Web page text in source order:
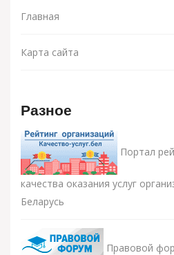
Главная
Карта сайта
Разное
Портал
качества оказания услуг
Беларусь
Правовой